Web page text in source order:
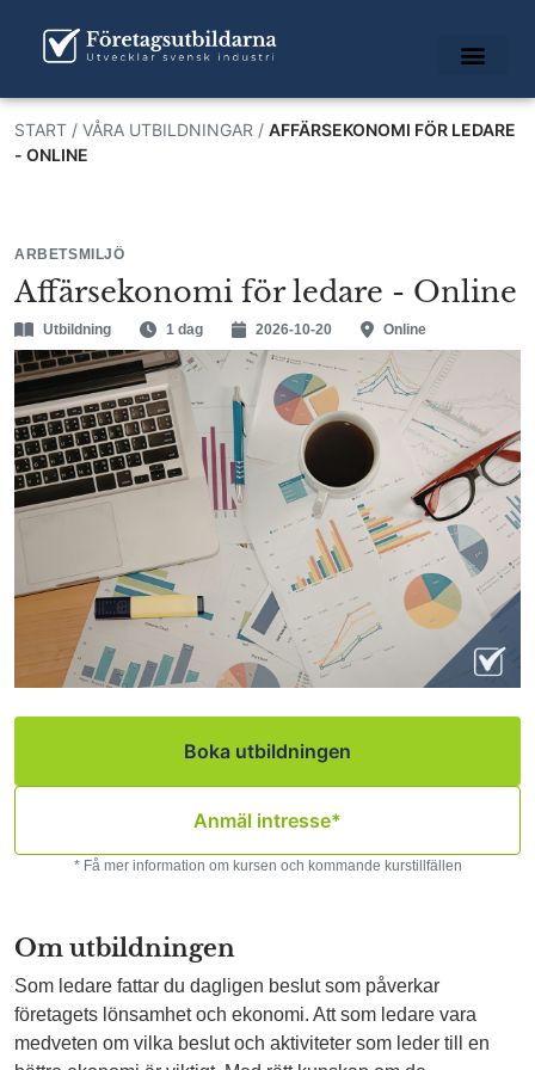
START / VÅRA UTBILDNINGAR / AFFÄRSEKONOMI FÖR LEDARE
- ONLINE
ARBETSMILJÖ
Affärsekonomi för ledare - Online
Utbildning 1 dag 2026-10-20 Online
Boka utbildningen
Anmäl intresse*
* Få mer information om kursen och kommande kurstillfällen
Om utbildningen
Som ledare fattar du dagligen beslut som påverkar
företagets lönsamhet och ekonomi. Att som ledare vara
medveten om vilka beslut och aktiviteter som leder till en